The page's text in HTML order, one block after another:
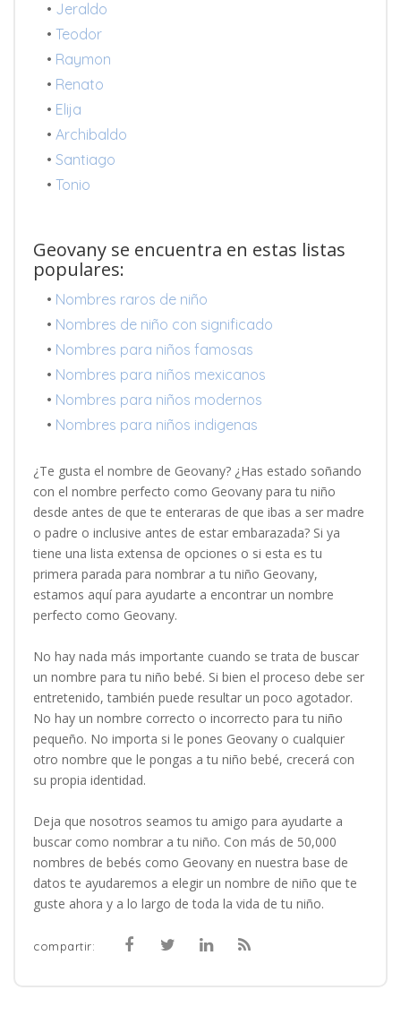
• Jeraldo
• Teodor
• Raymon
• Renato
• Elija
• Archibaldo
• Santiago
• Tonio
Geovany se encuentra en estas listas
populares:
• Nombres raros de niño
• Nombres de niño con significado
• Nombres para niños famosas
• Nombres para niños mexicanos
• Nombres para niños modernos
• Nombres para niños indigenas
¿Te gusta el nombre de Geovany? ¿Has estado soñando
con el nombre perfecto como Geovany para tu niño
desde antes de que te enteraras de que ibas a ser madre
o padre o inclusive antes de estar embarazada? Si ya
tiene una lista extensa de opciones o si esta es tu
primera parada para nombrar a tu niño Geovany,
estamos aquí para ayudarte a encontrar un nombre
perfecto como Geovany.
No hay nada más importante cuando se trata de buscar
un nombre para tu niño bebé. Si bien el proceso debe ser
entretenido, también puede resultar un poco agotador.
No hay un nombre correcto o incorrecto para tu niño
pequeño. No importa si le pones Geovany o cualquier
otro nombre que le pongas a tu niño bebé, crecerá con
su propia identidad.
Deja que nosotros seamos tu amigo para ayudarte a
buscar como nombrar a tu niño. Con más de 50,000
nombres de bebés como Geovany en nuestra base de
datos te ayudaremos a elegir un nombre de niño que te
guste ahora y a lo largo de toda la vida de tu niño.
compartir: